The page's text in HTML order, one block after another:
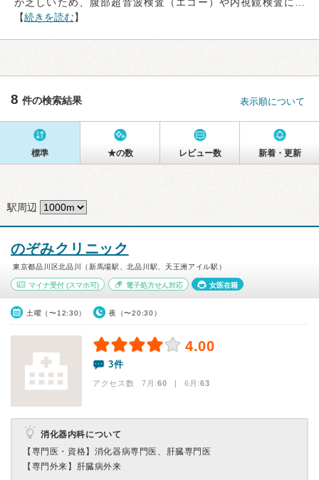
【続きを読む】
8 件の検索結果 表示順について
標準 ★の数 レビュー数 新着・更新
駅周辺
のぞみクリニック
東京都品川区北品川（新馬場駅、北品川駅、天王洲アイル駅）
マイナ受付 (スマホ可) 電子処方せん対応 女医在籍
土曜（〜12:30） 夜（〜20:30）
4.00
3件
アクセス数 7月:60 | 6月:63
消化器内科について
【専門医・資格】 消化器病専門医、肝臓専門医
【専門外来】 肝臓病外来